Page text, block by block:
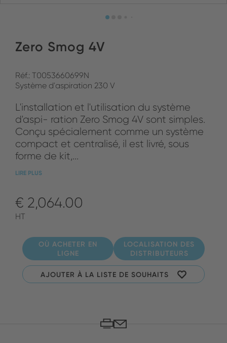
Zero Smog 4V
Réf.: T0053660699N
Système d'aspiration 230 V
L'installation et l'utilisation du système
d'aspi- ration Zero Smog 4V sont simples.
Conçu spécialement comme un système
compact et centralisé, il est livré, sous
forme de kit,...
LIRE PLUS
€ 2,064.00
HT
OÙ ACHETER EN
LIGNE
LOCALISATION DES
DISTRIBUTEURS
AJOUTER À LA LISTE DE SOUHAITS